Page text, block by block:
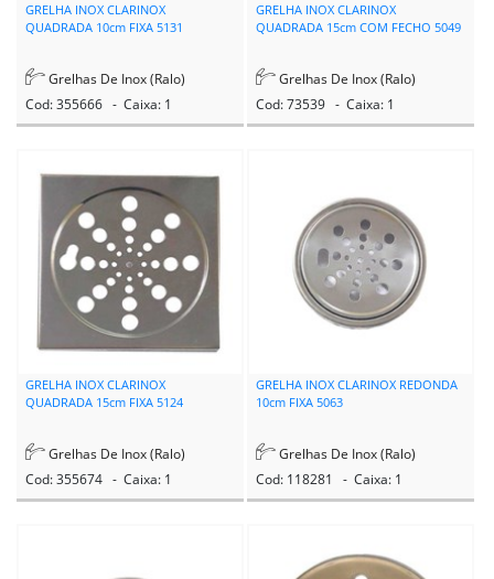
GRELHA INOX CLARINOX
QUADRADA 10cm FIXA 5131
Grelhas De Inox (Ralo)
Cod: 355666 - Caixa: 1
GRELHA INOX CLARINOX
QUADRADA 15cm COM FECHO 5049
Grelhas De Inox (Ralo)
Cod: 73539 - Caixa: 1
GRELHA INOX CLARINOX
QUADRADA 15cm FIXA 5124
Grelhas De Inox (Ralo)
Cod: 355674 - Caixa: 1
GRELHA INOX CLARINOX REDONDA
10cm FIXA 5063
Grelhas De Inox (Ralo)
Cod: 118281 - Caixa: 1